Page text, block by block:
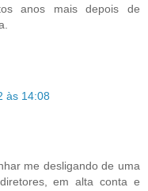
anos mais depois de
às 14:08
me desligando de uma
em alta conta e